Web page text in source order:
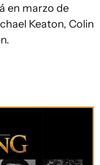
en marzo de
Keaton, Colin